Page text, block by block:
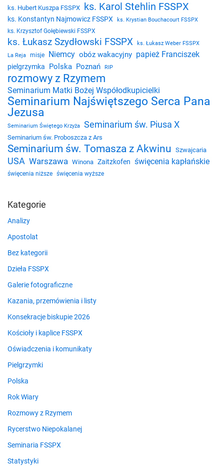
ks. Hubert Kuszpa FSSPX ks. Karol Stehlin FSSPX
ks. Konstantyn Najmowicz FSSPX
ks. Krystian Bouchacourt FSSPX
ks. Krzysztof Gołębiewski FSSPX
ks. Łukasz Szydłowski FSSPX
ks. Łukasz Weber FSSPX
La Reja
misje Niemcy obóz wakacyjny papież Franciszek
pielgrzymka Polska Poznań RIP
rozmowy z Rzymem
Seminarium Matki Bożej Współodkupicielki
Seminarium Najświętszego Serca Pana
Jezusa
Seminarium Świętego Krzyża Seminarium św. Piusa X
Seminarium św. Proboszcza z Ars
Seminarium św. Tomasza z Akwinu Szwajcaria
USA Warszawa Winona Zaitzkofen święcenia kapłańskie
święcenia niższe święcenia wyższe
Kategorie
Analizy
Apostolat
Bez kategorii
Dzieła FSSPX
Galerie fotograficzne
Kazania, przemówienia i listy
Konsekracje biskupie 2026
Kościoły i kaplice FSSPX
Oświadczenia i komunikaty
Pielgrzymki
Polska
Rok Wiary
Rozmowy z Rzymem
Rycerstwo Niepokalanej
Seminaria FSSPX
Statystyki